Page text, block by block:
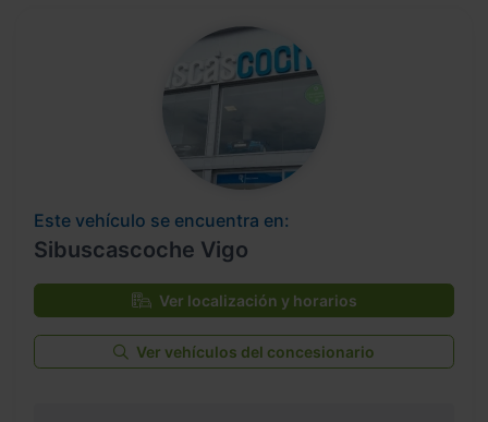
Este vehículo se encuentra en:
Sibuscascoche Vigo
Ver localización y horarios
Ver vehículos del concesionario